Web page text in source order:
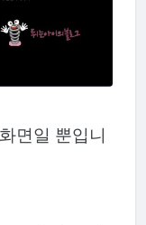
면일 뿐입니